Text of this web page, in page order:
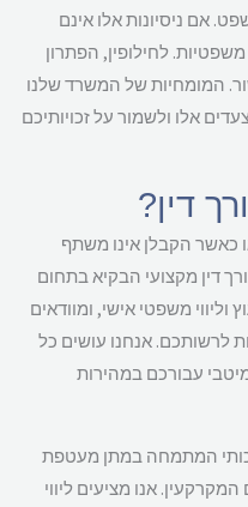
ניסיונות אלו אינם
לחילופין, הפתרון
המומחיות של המשרד שלנו
אלו ולשמור על זכויותיכם
דין?
הקבלן אינו משתף
מקצועי הבקיא בתחום
משפטי אישי, ומוודאים
אנחנו עושים כל
עבורכם במהירות
המתמחה במתן מעטפת
אנו מציעים ליווי